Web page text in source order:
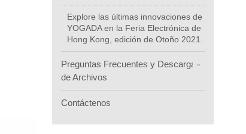
Explore las últimas innovaciones de
YOGADA en la Feria Electrónica de
Hong Kong, edición de Otoño 2021.
Preguntas Frecuentes y Descarga
de Archivos
Contáctenos